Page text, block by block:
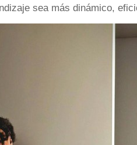
sea más dinámico,